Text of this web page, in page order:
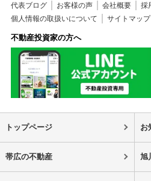
代表ブログ
お客様の声 会社概要 採
個人情報の取扱いについて
サイトマップ
不動産投資家の方へ
トップページ お
帯広の不動産 旭